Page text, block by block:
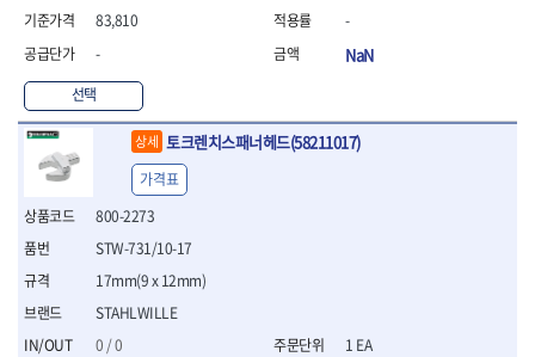
- 콤비네이션렌치
- 라쳇콤비네이션렌치
- 라쳇옵셋렌치
- 콤비네이션렌치세트
- 플레어너트렌치
- 양구스패너세트
- 옵셋렌치세트
- 라쳇콤비네이션렌치세
- 라쳇콤비네이션세트
- 라쳇렌치
- 함마렌치
83,810
-
선택
-
NaN
상세 토크렌치스패너헤드(58211017)
800-2273
STAHLWILLE
0 / 0
STW-731/10-17
17mm(9 x 12mm)
가격표
1 EA